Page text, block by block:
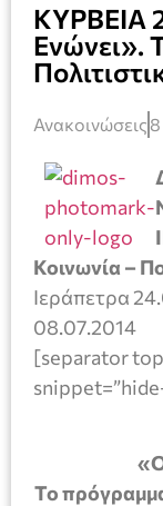
ΚΥΡΒΕΙΑ
Ενώνει».
Ανακοινώσεις
Κοινωνία –
Ιεράπετρα
08.07.2014
[separator
Το